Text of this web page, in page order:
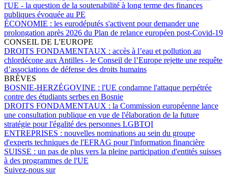
l'UE - la question de la soutenabilité à long terme des finances
publiques évoquée au PE
ÉCONOMIE : les eurodéputés s'activent pour demander une
prolongation après 2026 du Plan de relance européen post-Covid-19
CONSEIL DE L'EUROPE
DROITS FONDAMENTAUX : accès à l’eau et pollution au
chlordécone aux Antilles - le Conseil de l’Europe rejette une requête
d’associations de défense des droits humains
BRÈVES
BOSNIE-HERZÉGOVINE : l'UE condamne l'attaque perpétrée
contre des étudiants serbes en Bosnie
DROITS FONDAMENTAUX : la Commission européenne lance
une consultation publique en vue de l'élaboration de la future
stratégie pour l'égalité des personnes LGBTQI
ENTREPRISES : nouvelles nominations au sein du groupe
d'experts techniques de l'EFRAG pour l'information financière
SUISSE : un pas de plus vers la pleine participation d'entités suisses
à des programmes de l'UE
Suivez-nous sur